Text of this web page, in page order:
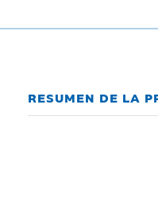
RESUMEN DE LA